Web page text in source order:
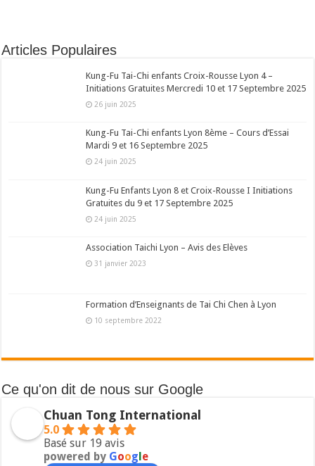
Articles Populaires
Kung-Fu Tai-Chi enfants Croix-Rousse Lyon 4 –
Initiations Gratuites Mercredi 10 et 17 Septembre 2025
26 juin 2025
Kung-Fu Tai-Chi enfants Lyon 8ème – Cours d’Essai
Mardi 9 et 16 Septembre 2025
24 juin 2025
Kung-Fu Enfants Lyon 8 et Croix-Rousse I Initiations
Gratuites du 9 et 17 Septembre 2025
24 juin 2025
Association Taichi Lyon – Avis des Elèves
31 janvier 2023
Formation d’Enseignants de Tai Chi Chen à Lyon
10 septembre 2022
Ce qu'on dit de nous sur Google
Chuan Tong International
5.0
Basé sur 19 avis
powered by Goog e